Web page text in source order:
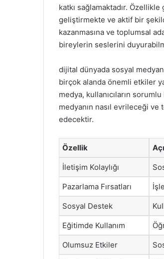
katkı sağlamaktadır.
geliştirmekte ve aktif bir
kazanmasına ve toplumsal
bireylerin seslerini
dijital dünyada sosyal
birçok alanda önemli etkiler
medya, kullanıcıların
medyanın nasıl evrileceği
edecektir.
Özellik
İletişim Kolaylığı
Pazarlama Fırsatları
Sosyal Destek
Eğitimde Kullanım
Olumsuz Etkiler